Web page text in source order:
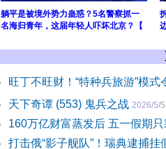
躺平是被境外势力蛊惑？5名警察抓一
名海归青年，这届年轻人吓坏北京？【
旺丁不旺财！“特种兵旅游”模式
天下奇谭 (553) 鬼兵之战 2026/5/5
160万亿财富蒸发后 五一假期
打击俄“影子舰队”！瑞典逮捕挂